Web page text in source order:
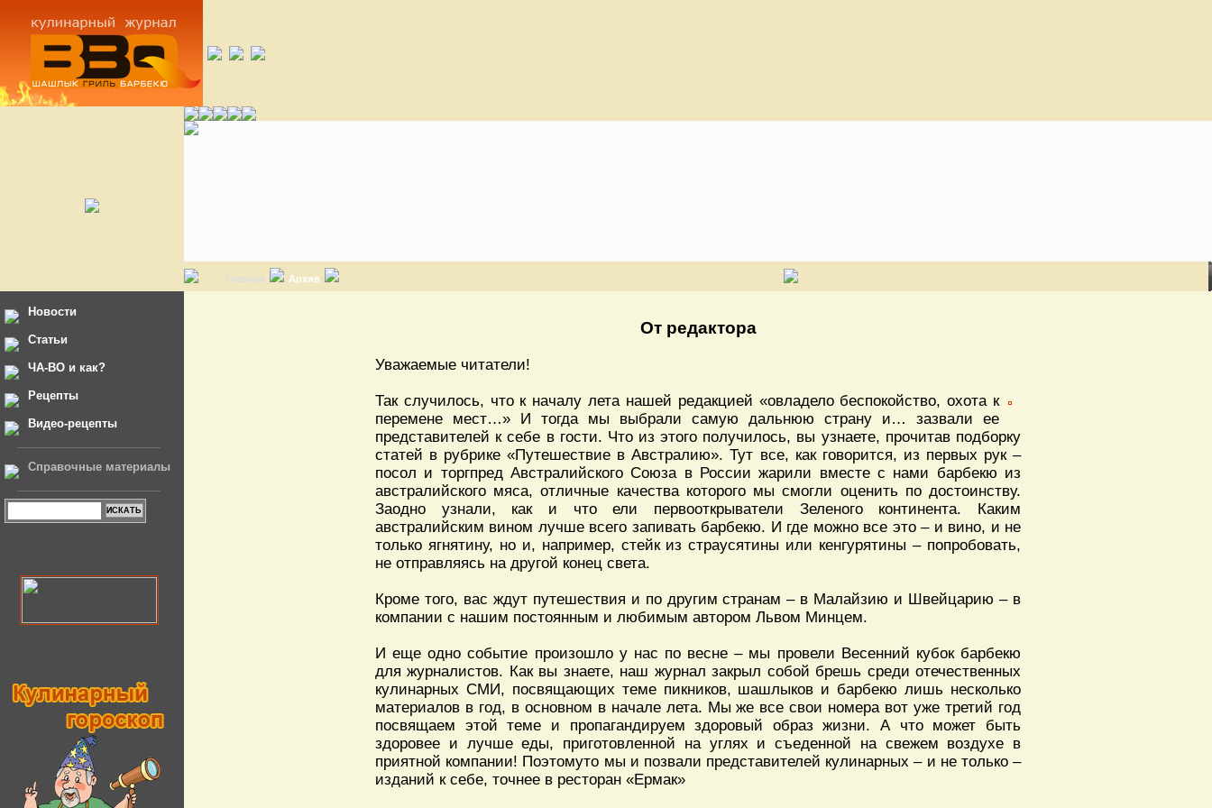
Главная Архив
Новости
Статьи
ЧА-ВО и как?
Рецепты
Видео-рецепты
Справочные материалы
От редактора
Уважаемые читатели!
Так случилось, что к началу лета нашей редакцией «овладело беспокойство, охота к
перемене мест…» И тогда мы выбрали самую дальнюю страну и… зазвали ее
представителей к себе в гости. Что из этого получилось, вы узнаете, прочитав подборку
статей в рубрике «Путешествие в Австралию». Тут все, как говорится, из первых рук –
посол и торгпред Австралийского Союза в России жарили вместе с нами барбекю из
австралийского мяса, отличные качества которого мы смогли оценить по достоинству.
Заодно узнали, как и что ели первооткрыватели Зеленого континента. Каким
австралийским вином лучше всего запивать барбекю. И где можно все это – и вино, и не
только ягнятину, но и, например, стейк из страусятины или кенгурятины – попробовать,
не отправляясь на другой конец света.
Кроме того, вас ждут путешествия и по другим странам – в Малайзию и Швейцарию – в
компании с нашим постоянным и любимым автором Львом Минцем.
И еще одно событие произошло у нас по весне – мы провели Весенний кубок барбекю
для журналистов. Как вы знаете, наш журнал закрыл собой брешь среди отечественных
кулинарных СМИ, посвящающих теме пикников, шашлыков и барбекю лишь несколько
материалов в год, в основном в начале лета. Мы же все свои номера вот уже третий год
посвящаем этой теме и пропагандируем здоровый образ жизни. А что может быть
здоровее и лучше еды, приготовленной на углях и съеденной на свежем воздухе в
приятной компании! Поэтомуто мы и позвали представителей кулинарных – и не только –
изданий к себе, точнее в ресторан «Ермак»